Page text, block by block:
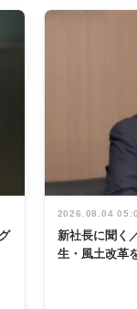
2026.08.04
新社長に聞く
生・風土改革